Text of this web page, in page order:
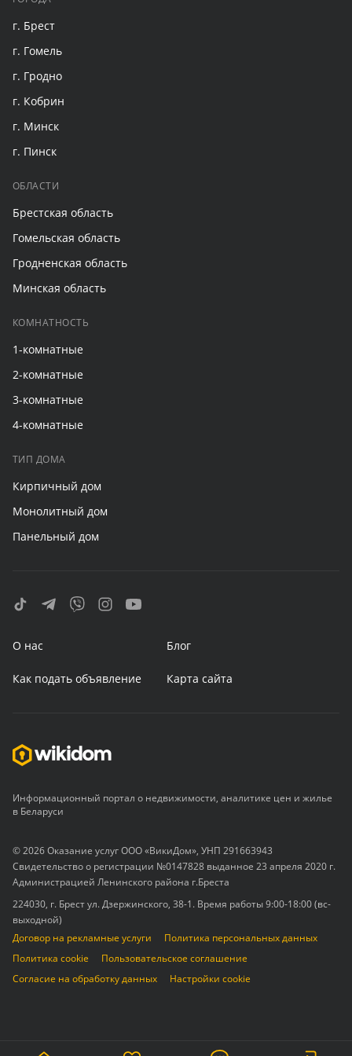
г. Брест
г. Гомель
г. Гродно
г. Кобрин
г. Минск
г. Пинск
ОБЛАСТИ
Брестская область
Гомельская область
Гродненская область
Минская область
КОМНАТНОСТЬ
1-комнатные
2-комнатные
3-комнатные
4-комнатные
ТИП ДОМА
Кирпичный дом
Монолитный дом
Панельный дом
О нас Блог
Как подать объявление Карта сайта
Информационный портал о недвижимости, аналитике цен и жилье
в Беларуси
© 2026 Оказание услуг ООО «ВикиДом», УНП 291663943
Свидетельство о регистрации №0147828 выданное 23 апреля 2020 г.
Администрацией Ленинского района г.Бреста
224030, г. Брест ул. Дзержинского, 38-1. Время работы 9:00-18:00 (вс-
выходной)
Договор на рекламные услуги
Политика персональных данных
Политика cookie
Пользовательское соглашение
Согласие на обработку данных
Настройки cookie